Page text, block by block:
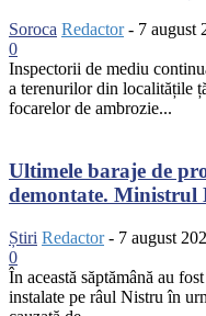
Soroca Redactor - 7 august
0
Inspectorii de mediu
a terenurilor din localitățile
focarelor de ambrozie...
Ultimele baraje de
demontate. Ministrul
Știri Redactor - 7 august
0
În această săptămână au
instalate pe râul Nistru în